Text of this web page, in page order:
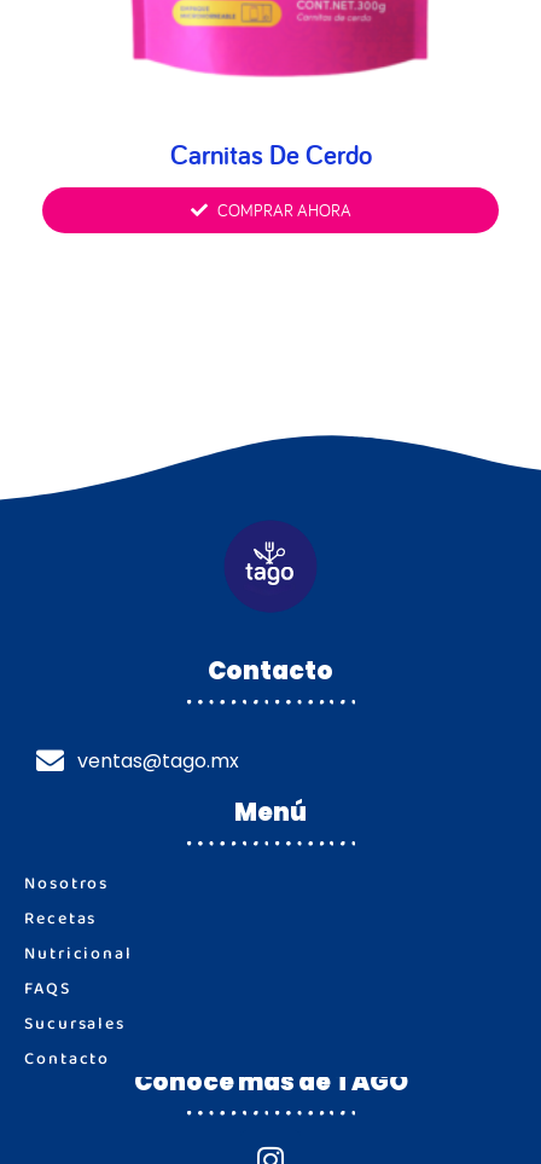
Carnitas De Cerdo
COMPRAR AHORA
Contacto
ventas@tago.mx
Menú
Nosotros
Recetas
Nutricional
FAQS
Sucursales
Contacto
Conoce más de TAGO